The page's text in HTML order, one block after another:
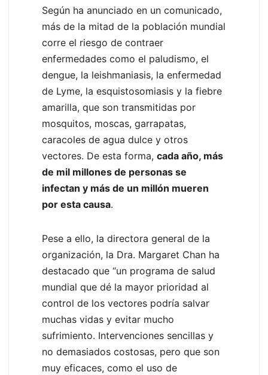
Según ha anunciado en un comunicado,
más de la mitad de la población mundial
corre el riesgo de contraer
enfermedades como el paludismo, el
dengue, la leishmaniasis, la enfermedad
de Lyme, la esquistosomiasis y la fiebre
amarilla, que son transmitidas por
mosquitos, moscas, garrapatas,
caracoles de agua dulce y otros
vectores. De esta forma, cada año, más
de mil millones de personas se
infectan y más de un millón mueren
por esta causa.
Pese a ello, la directora general de la
organización, la Dra. Margaret Chan ha
destacado que “un programa de salud
mundial que dé la mayor prioridad al
control de los vectores podría salvar
muchas vidas y evitar mucho
sufrimiento. Intervenciones sencillas y
no demasiados costosas, pero que son
muy eficaces, como el uso de